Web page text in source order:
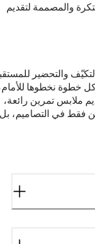
والمصممة لتقديم
والتحضير
خطوة نخطوها
ملابس تمرين رائعة،
فقط في التصاميم، بل